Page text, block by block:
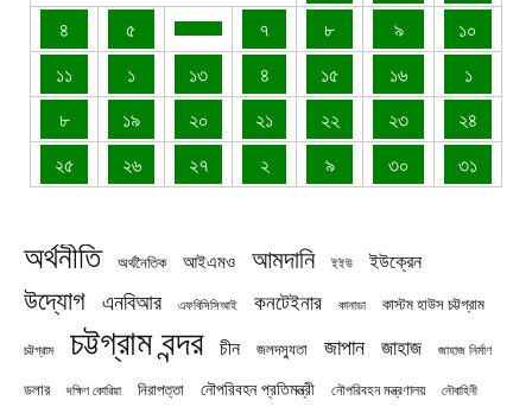
৪
৫ ৭ ৮ ৯
১০
১১
১ ১৩ ৪ ১৫ ১৬
১
৮
১৯ ২০ ২১ ২২ ২৩
২৪
২৫
২৬ ২৭ ২ ৯ ৩০ ৩১
অর্থনীতি অর্থনৈতিক আইএমও আমদানি ইইউ ইউক্রেন
উদ্যোগ এনবিআর এফবিসিসিআই কনটেইনার কানাডা কাস্টম হাউস চট্টগ্রাম
চট্টগ্রাম চট্টগ্রাম বন্দর চীন জলদস্যুতা জাপান জাহাজ জাহাজ নির্মাণ
ডলার দক্ষিণ কোরিয়া নিরাপত্তা নৌপরিবহন প্রতিমন্ত্রী নৌপরিবহন মন্ত্রণালয় নৌবাহিনী